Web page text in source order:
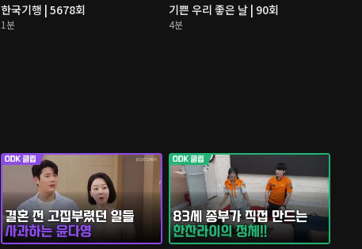
한국기행 | 5678회
1분
기쁜 우리 좋은 날 | 90회
4분